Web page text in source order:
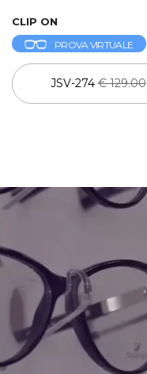
CLIP ON
PROVA VIRTUALE
JSV-274€ 129.00